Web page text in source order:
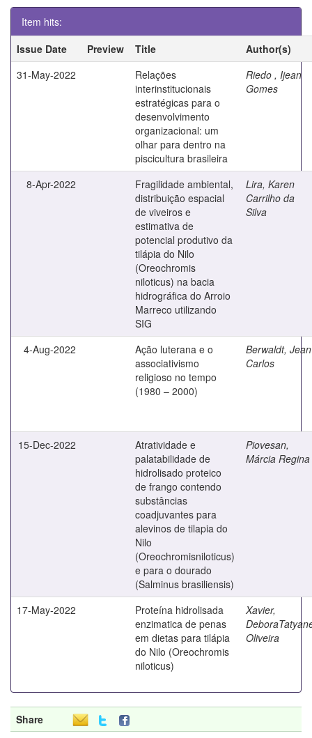
Item hits:
Issue Date
Preview Title
Author(s)
31-May-2022
Relações
interinstitucionais
estratégicas para o
desenvolvimento
organizacional: um
olhar para dentro na
piscicultura brasileira
Riedo , Ijean
Gomes
8-Apr-2022
Fragilidade ambiental,
distribuição espacial
de viveiros e
estimativa de
potencial produtivo da
tilápia do Nilo
(Oreochromis
niloticus) na bacia
hidrográfica do Arroio
Marreco utilizando
SIG
Lira, Karen
Carrilho da
Silva
4-Aug-2022
Ação luterana e o
associativismo
religioso no tempo
(1980 – 2000)
Berwaldt, Jean
Carlos
15-Dec-2022
Atratividade e
palatabilidade de
hidrolisado proteico
de frango contendo
substâncias
coadjuvantes para
alevinos de tilapia do
Nilo
(Oreochromisniloticus)
e para o dourado
(Salminus brasiliensis)
Piovesan,
Márcia Regina
17-May-2022
Proteína hidrolisada
enzimatica de penas
em dietas para tilápia
do Nilo (Oreochromis
niloticus)
Xavier,
Oliveira
Share